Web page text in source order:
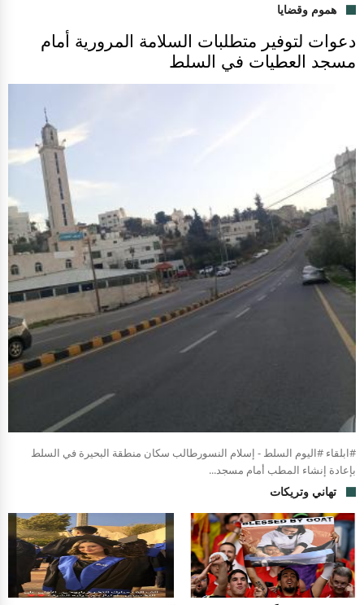
هموم وقضايا
دعوات لتوفير متطلبات السلامة المرورية أمام
مسجد العطيات في السلط
#ابلقاء #اليوم السلط - إسلام النسورطالب سكان منطقة البحيرة في السلط
بإعادة إنشاء المطب أمام مسجد...
تهاني وتريكات